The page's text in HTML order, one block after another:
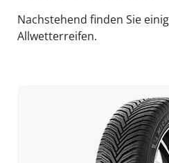
Nachstehend finden Sie
Allwetterreifen.